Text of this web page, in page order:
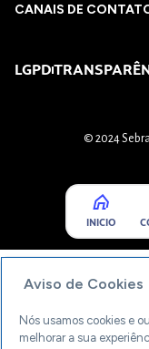
CANAIS DE
LGPD
© 2024
INICIO
Aviso de Cookies
Nós usamos cookies e
melhorar a sua